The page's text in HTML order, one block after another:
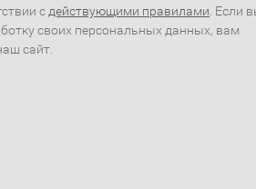
с действующими правилами . Если
своих персональных данных, вам
сайт.